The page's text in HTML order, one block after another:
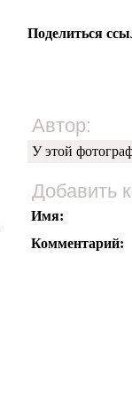
Поделиться
Автор:
У этой
Добавить
Имя:
Комментарий: